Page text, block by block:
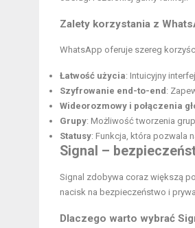
Zalety korzystania z
WhatsApp oferuje szereg
Łatwość użycia: Intuicyjny
Szyfrowanie end-to-end :
Wideorozmowy i połączenia
Grupy: Możliwość tworzenia
Statusy: Funkcja, która pozwala
Signal –
Signal zdobywa coraz większą
nacisk na bezpieczeństwo i
Dlaczego warto wybrać